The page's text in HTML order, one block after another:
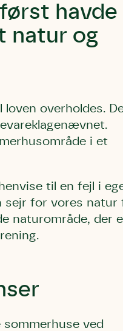
havde
natur og
overholdes.
i et
til en fejl i
sejr for vores natur
naturområde, der
ved
til Kolding